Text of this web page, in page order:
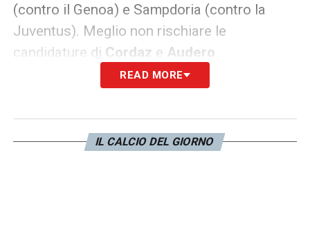
(contro il Genoa) e Sampdoria (contro la
Juventus). Meglio non rischiare le
candidature di Cordaz e Audero
: Szczesny (Juventus), Perin
Da escludere: Pau Lopez (Roma), Cordaz
READ MORE
IL CALCIO DEL GIORNO